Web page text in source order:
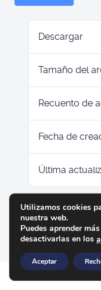
Descargar
Tamaño del
Recuento de
Fecha de
Última
ISTPET
Utilizamos cookies
nuestra web.
Puedes aprender
desactivarlas en los
Aceptar